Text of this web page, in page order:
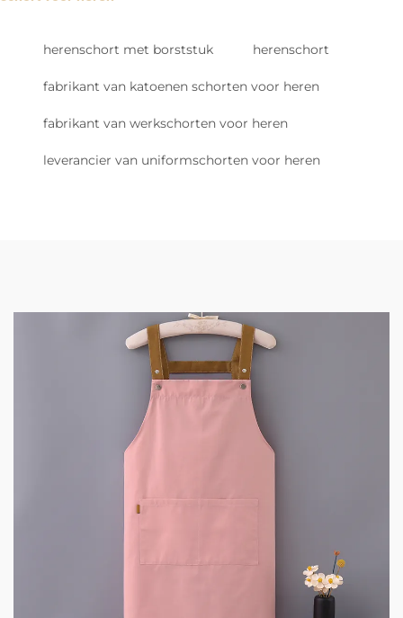
herenschort met borststuk herenschort
fabrikant van katoenen schorten voor heren
fabrikant van werkschorten voor heren
leverancier van uniformschorten voor heren